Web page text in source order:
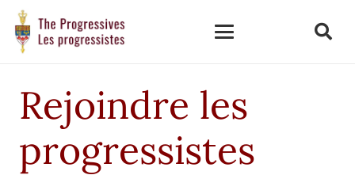
Rejoindre les
progressistes